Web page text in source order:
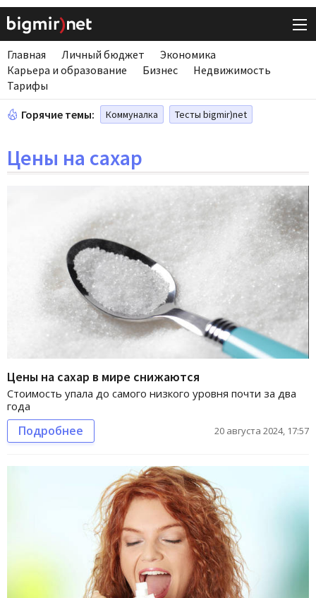
Главная Личный бюджет
Экономика
Карьера и образование
Бизнес
Недвижимость
Тарифы
Горячие темы: Коммуналка Тесты bigmir)net
Цены на сахар
Цены на сахар в мире снижаются
Стоимость упала до самого низкого уровня почти за два
года
Подробнее 20 августа 2024, 17:57